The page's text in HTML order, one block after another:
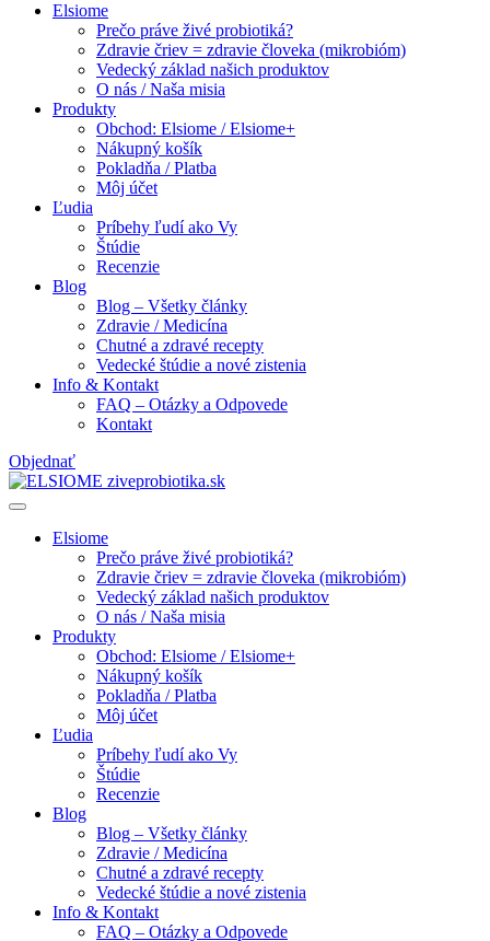
Elsiome
Prečo práve živé probiotiká?
Zdravie čriev = zdravie človeka (mikrobióm)
Vedecký základ našich produktov
O nás / Naša misia
Produkty
Obchod: Elsiome / Elsiome+
Nákupný košík
Pokladňa / Platba
Môj účet
Ľudia
Príbehy ľudí ako Vy
Štúdie
Recenzie
Blog
Blog – Všetky články
Zdravie / Medicína
Chutné a zdravé recepty
Vedecké štúdie a nové zistenia
Info & Kontakt
FAQ – Otázky a Odpovede
Kontakt
Objednať
Elsiome
Prečo práve živé probiotiká?
Zdravie čriev = zdravie človeka (mikrobióm)
Vedecký základ našich produktov
O nás / Naša misia
Produkty
Obchod: Elsiome / Elsiome+
Nákupný košík
Pokladňa / Platba
Môj účet
Ľudia
Príbehy ľudí ako Vy
Štúdie
Recenzie
Blog
Blog – Všetky články
Zdravie / Medicína
Chutné a zdravé recepty
Vedecké štúdie a nové zistenia
Info & Kontakt
FAQ – Otázky a Odpovede